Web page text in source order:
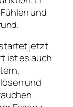
und
startet jetzt
ist es auch
und